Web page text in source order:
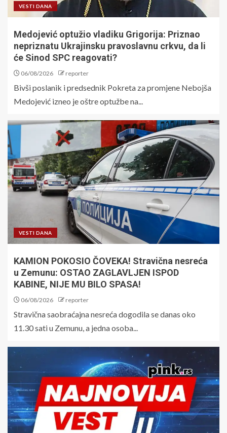
VESTI DANA
Medojević optužio vladiku Grigorija: Priznao
nepriznatu Ukrajinsku pravoslavnu crkvu, da li
će Sinod SPC reagovati?
06/08/2026 reporter
Bivši poslanik i predsednik Pokreta za promjene Nebojša
Medojević izneo je oštre optužbe na...
VESTI DANA
KAMION POKOSIO ČOVEKA! Stravična nesreća
u Zemunu: OSTAO ZAGLAVLJEN ISPOD
KABINE, NIJE MU BILO SPASA!
06/08/2026 reporter
Stravična saobraćajna nesreća dogodila se danas oko
11.30 sati u Zemunu, a jedna osoba...